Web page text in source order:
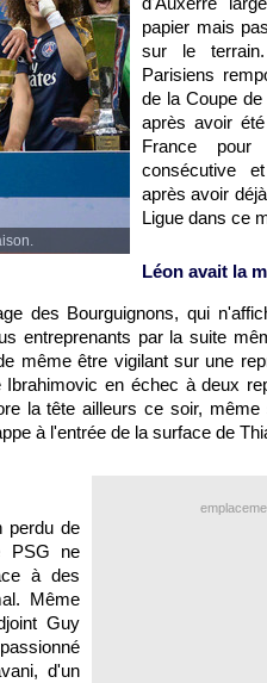
papier mais
sur le
Parisiens
de la Coupe
après avoir
France
consécutive
après avoir
Ligue dans ce
Léon avait la
des Bourguignons, qui
entreprenants par la suite
même être vigilant sur une
en échec à deux
la tête ailleurs ce soir,
à l'entrée de la surface de
perdu de
PSG ne
à des
Même
Guy
d'un